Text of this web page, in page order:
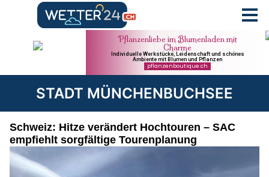
STADT MÜNCHENBUCHSEE
Schweiz: Hitze verändert Hochtouren – SAC
empfiehlt sorgfältige Tourenplanung